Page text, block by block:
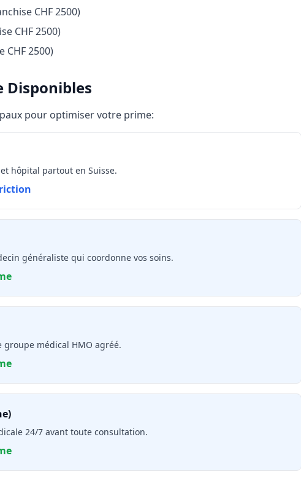
CHF 2500)
CHF 2500)
CHF 2500)
Disponibles
pour optimiser votre prime:
hôpital partout en Suisse.
généraliste qui coordonne vos soins.
médical HMO agréé.
24/7 avant toute consultation.